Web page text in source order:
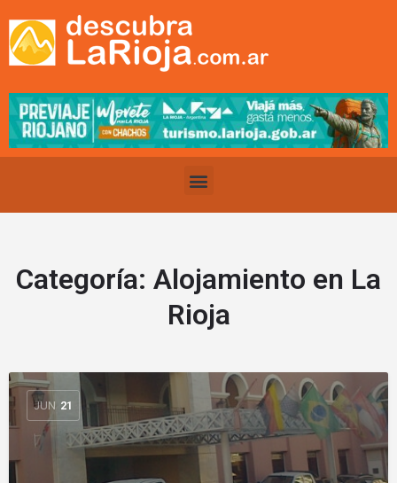
Categoría: Alojamiento en La
Rioja
JUN 21